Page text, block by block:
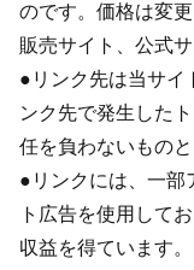
のです。価格は変
販売サイト、公式
●リンク先は当サイ
ンク先で発生した
任を負わないものと
●リンクには、一部
ト広告を使用して
収益を得ています